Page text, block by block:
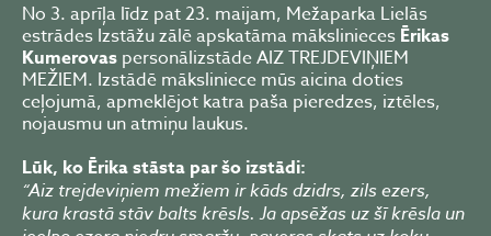
No 3. aprīļa līdz pat 23. maijam, Mežaparka Lielās
estrādes Izstāžu zālē apskatāma mākslinieces Ērikas
Kumerovas personālizstāde AIZ TREJDEVIŅIEM
MEŽIEM. Izstādē māksliniece mūs aicina doties
ceļojumā, apmeklējot katra paša pieredzes, iztēles,
nojausmu un atmiņu laukus.
Lūk, ko Ērika stāsta par šo izstādi:
“Aiz trejdeviņiem mežiem ir kāds dzidrs, zils ezers,
kura krastā stāv balts krēsls. Ja apsēžas uz šī krēsla un